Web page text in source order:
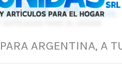
ARGENTINA, A